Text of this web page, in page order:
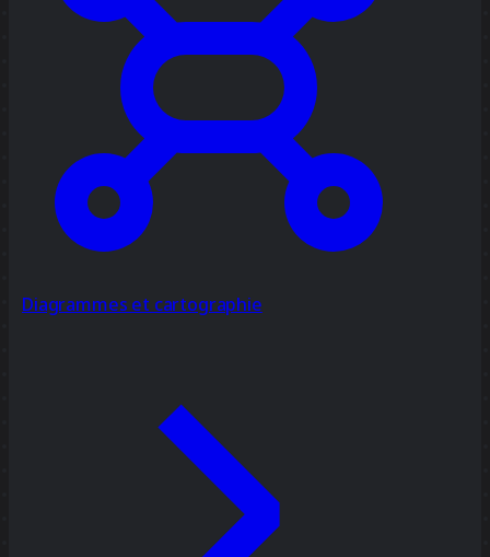
Diagrammes et cartographie